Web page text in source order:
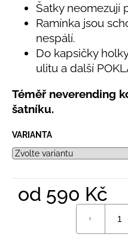
Šatky neomezují
Ramínka jsou
nespálí.
Do kapsičky
ulitu a další
Téměř neverending
šatníku.
VARIANTA
od 590 Kč
LETNÍ
KALHOTY
ŽLUTÉ
Kč